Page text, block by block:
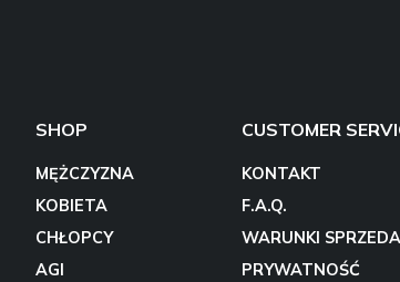
SHOP
MĘŻCZYZNA
KOBIETA
CHŁOPCY
AGI
CUSTOMER
KONTAKT
F.A.Q.
WARUNKI
PRYWATNOŚĆ